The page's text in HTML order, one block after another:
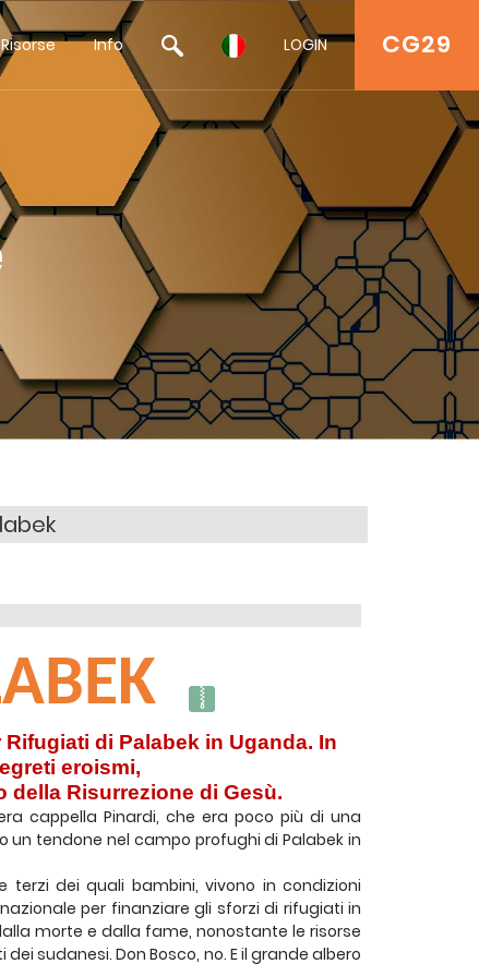
CG29
Risorse Info LOGIN
di Palabek in Uganda. In
eroismi,
della Risurrezione di Gesù.
cappella Pinardi, che era poco più di una
un tendone nel campo profughi di Palabek in
dei quali bambini, vivono in condizioni
per finanziare gli sforzi di rifugiati in
morte e dalla fame, nonostante le risorse
sudanesi. Don Bosco, no. E il grande albero